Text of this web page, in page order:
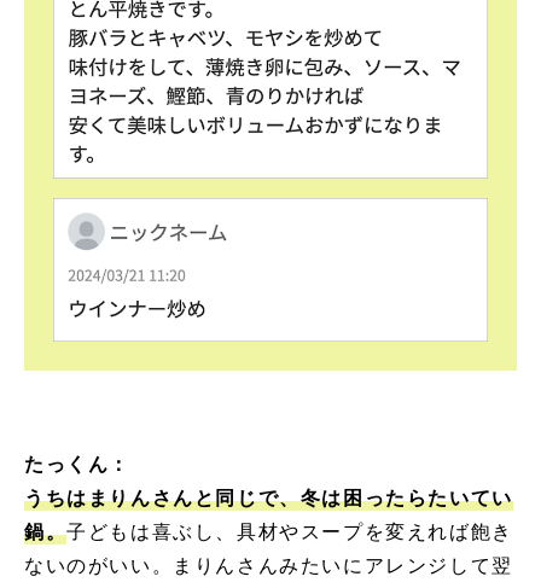
たっくん：
うちはまりんさんと同じで、冬は困ったらたいてい
鍋。子どもは喜ぶし、具材やスープを変えれば飽き
ないのがいい。まりんさんみたいにアレンジして翌